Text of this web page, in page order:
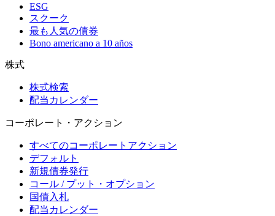
ESG
スクーク
最も人気の債券
Bono americano a 10 años
株式
株式検索
配当カレンダー
コーポレート・アクション
すべてのコーポレートアクション
デフォルト
新規債券発行
コール / プット・オプション
国債入札
配当カレンダー